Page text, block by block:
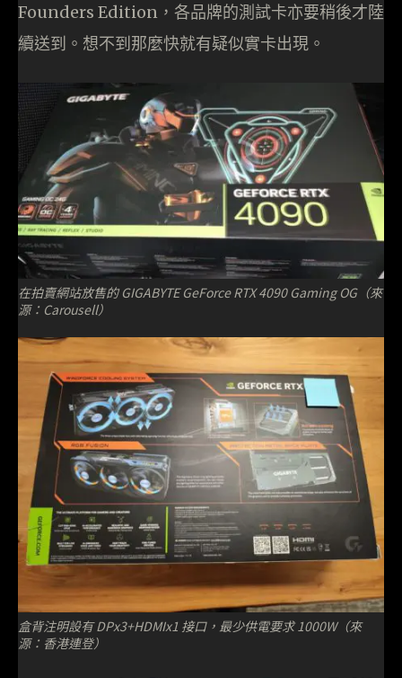
Founders Edition，各品牌的測試卡亦要稍後才陸
續送到。想不到那麼快就有疑似實卡出現。
在拍賣網站放售的 GIGABYTE GeForce RTX 4090 Gaming OG（來
源：Carousell）
盒背注明設有 DPx3+HDMIx1 接口，最少供電要求 1000W（來
源：香港連登）